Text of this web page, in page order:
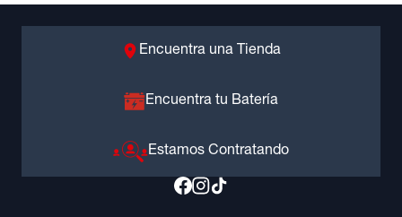
Encuentra una Tienda
Encuentra tu Batería
Estamos Contratando